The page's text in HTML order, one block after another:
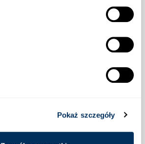
Pokaż szczegóły